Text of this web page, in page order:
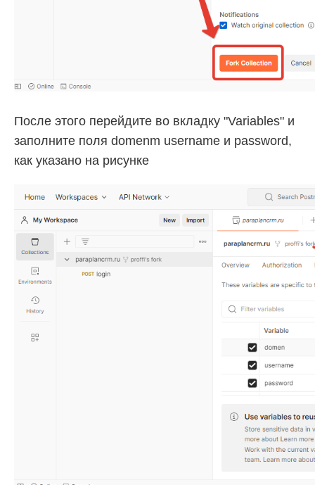
После этого перейдите во вкладку "Variables" и
заполните поля domenm username и password,
как указано на рисунке